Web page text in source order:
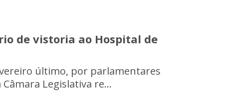
de vistoria ao Hospital de
último, por parlamentares
Câmara Legislativa re...